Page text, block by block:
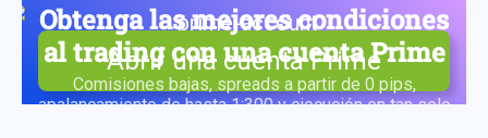
Obtenga las mejores condiciones
al trading con una cuenta Prime
Comisiones bajas, spreads a partir de 0 pips,
apalancamiento de hasta 1:300 y ejecución en tan solo
Abrir una cuenta Prime